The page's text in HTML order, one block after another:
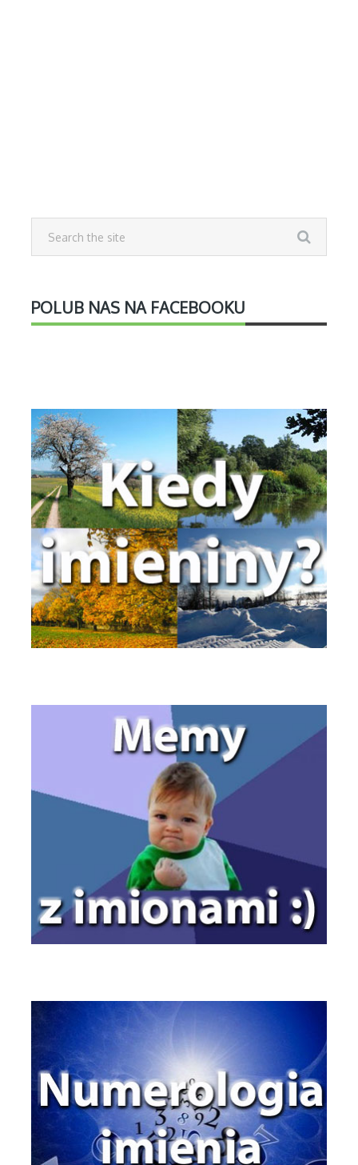
POLUB NAS NA FACEBOOKU